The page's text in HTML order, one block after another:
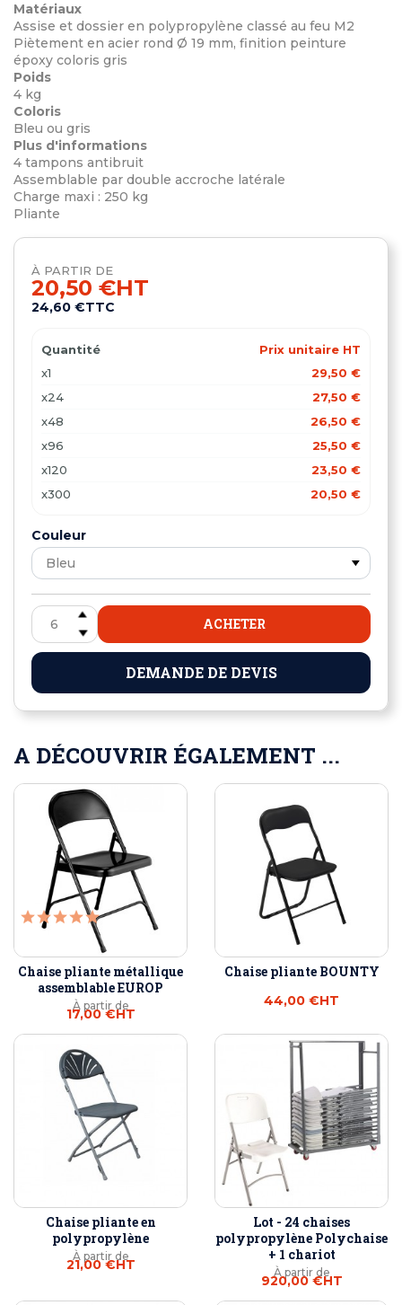
Matériaux
Assise et dossier en polypropylène classé au feu M2
Piètement en acier rond Ø 19 mm, finition peinture
époxy coloris gris
Poids
4 kg
Coloris
Bleu ou gris
Plus d'informations
4 tampons antibruit
Assemblable par double accroche latérale
Charge maxi : 250 kg
Pliante
À PARTIR DE
20,50 €HT
24,60 €TTC
Quantité
Prix unitaire HT
x1
29,50 €
x24
27,50 €
x48
26,50 €
x96
25,50 €
x120
23,50 €
x300
20,50 €
Couleur
ACHETER
DEMANDE DE DEVIS
A DÉCOUVRIR ÉGALEMENT ...
Chaise pliante métallique
assemblable EUROP
À partir de
17,00 €HT
Chaise pliante BOUNTY
44,00 €HT
Chaise pliante en
polypropylène
À partir de
21,00 €HT
Lot - 24 chaises
polypropylène Polychaise
+ 1 chariot
À partir de
920,00 €HT